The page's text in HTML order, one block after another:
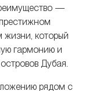
—
жизни, который
гармонию и
Дубая.
рядом с